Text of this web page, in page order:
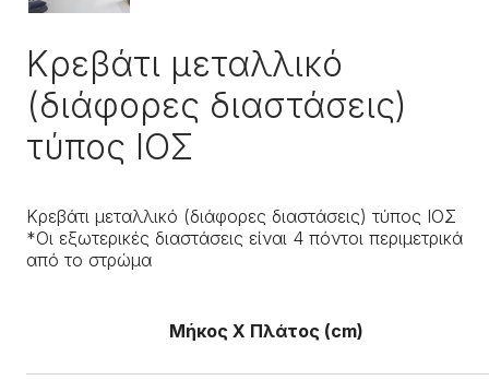
Κρεβάτι μεταλλικό
(διάφορες διαστάσεις)
τύπος ΙΟΣ
Κρεβάτι μεταλλικό (διάφορες διαστάσεις) τύπος ΙΟΣ
*Οι εξωτερικές διαστάσεις είναι 4 πόντοι περιμετρικά
από το στρώμα
Μήκος Χ Πλάτος (cm)